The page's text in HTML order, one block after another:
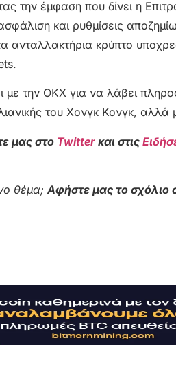
την έμφαση που δίνει η
και ρυθμίσεις
ανταλλακτήρια κρύπτο
την OKX για να λάβει
του Χονγκ Κονγκ, αλλά
μας στο Twitter και στις
θέμα;Αφήστε μας το σχόλιο